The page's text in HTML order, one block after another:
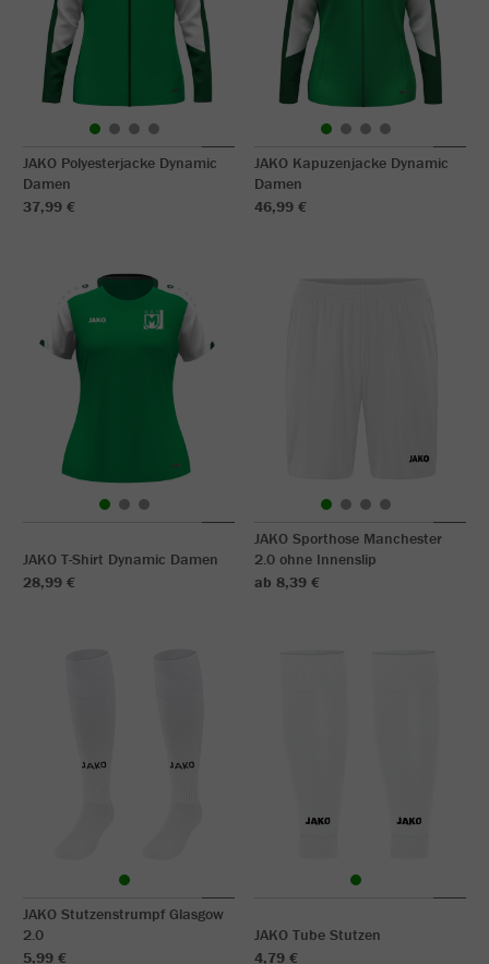
JAKO Polyesterjacke Dynamic
Damen
37,99 €
JAKO Kapuzenjacke Dynamic
Damen
46,99 €
JAKO T-Shirt Dynamic Damen
28,99 €
JAKO Sporthose Manchester
2.0 ohne Innenslip
ab 8,39 €
JAKO Stutzenstrumpf Glasgow
2.0
5,99 €
JAKO Tube Stutzen
4,79 €